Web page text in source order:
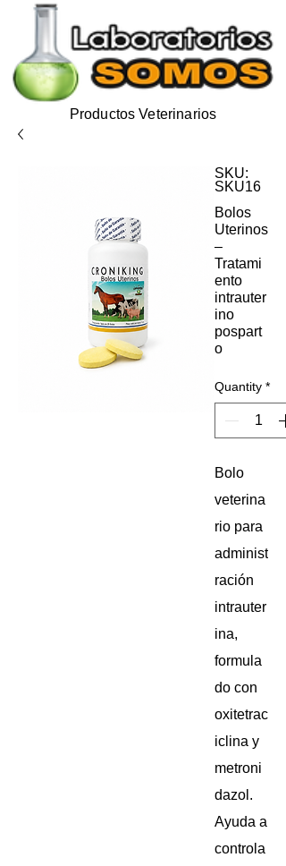
Productos Veterinarios
SKU:
SKU16
Bolos
Uterinos
–
Tratami
ento
intrauter
ino
pospart
o
Quantity *
Bolo
veterina
rio para
administ
ración
intrauter
ina,
formula
do con
oxitetrac
iclina y
metroni
dazol.
Ayuda a
controla